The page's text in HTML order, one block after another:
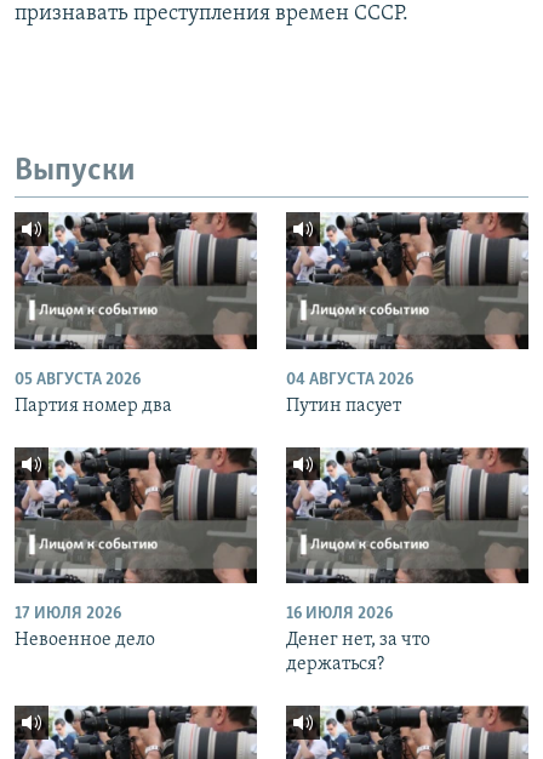
признавать преступления времен СССР.
Выпуски
05 АВГУСТА 2026
Партия номер два
04 АВГУСТА 2026
Путин пасует
17 ИЮЛЯ 2026
Невоенное дело
16 ИЮЛЯ 2026
Денег нет, за что
держаться?